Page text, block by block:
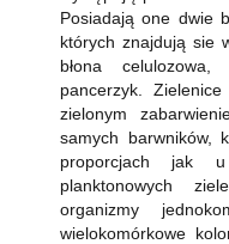
Posiadają one dwie
których znajdują sie
błona celulozowa,
pancerzyk.
zielonym
samych barwników,
proporcjach jak
planktonowych
organizmy
wielokomórkowe